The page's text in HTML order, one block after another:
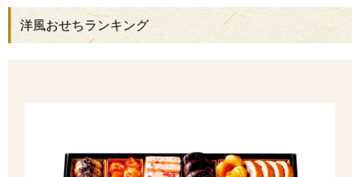
洋風おせちランキング